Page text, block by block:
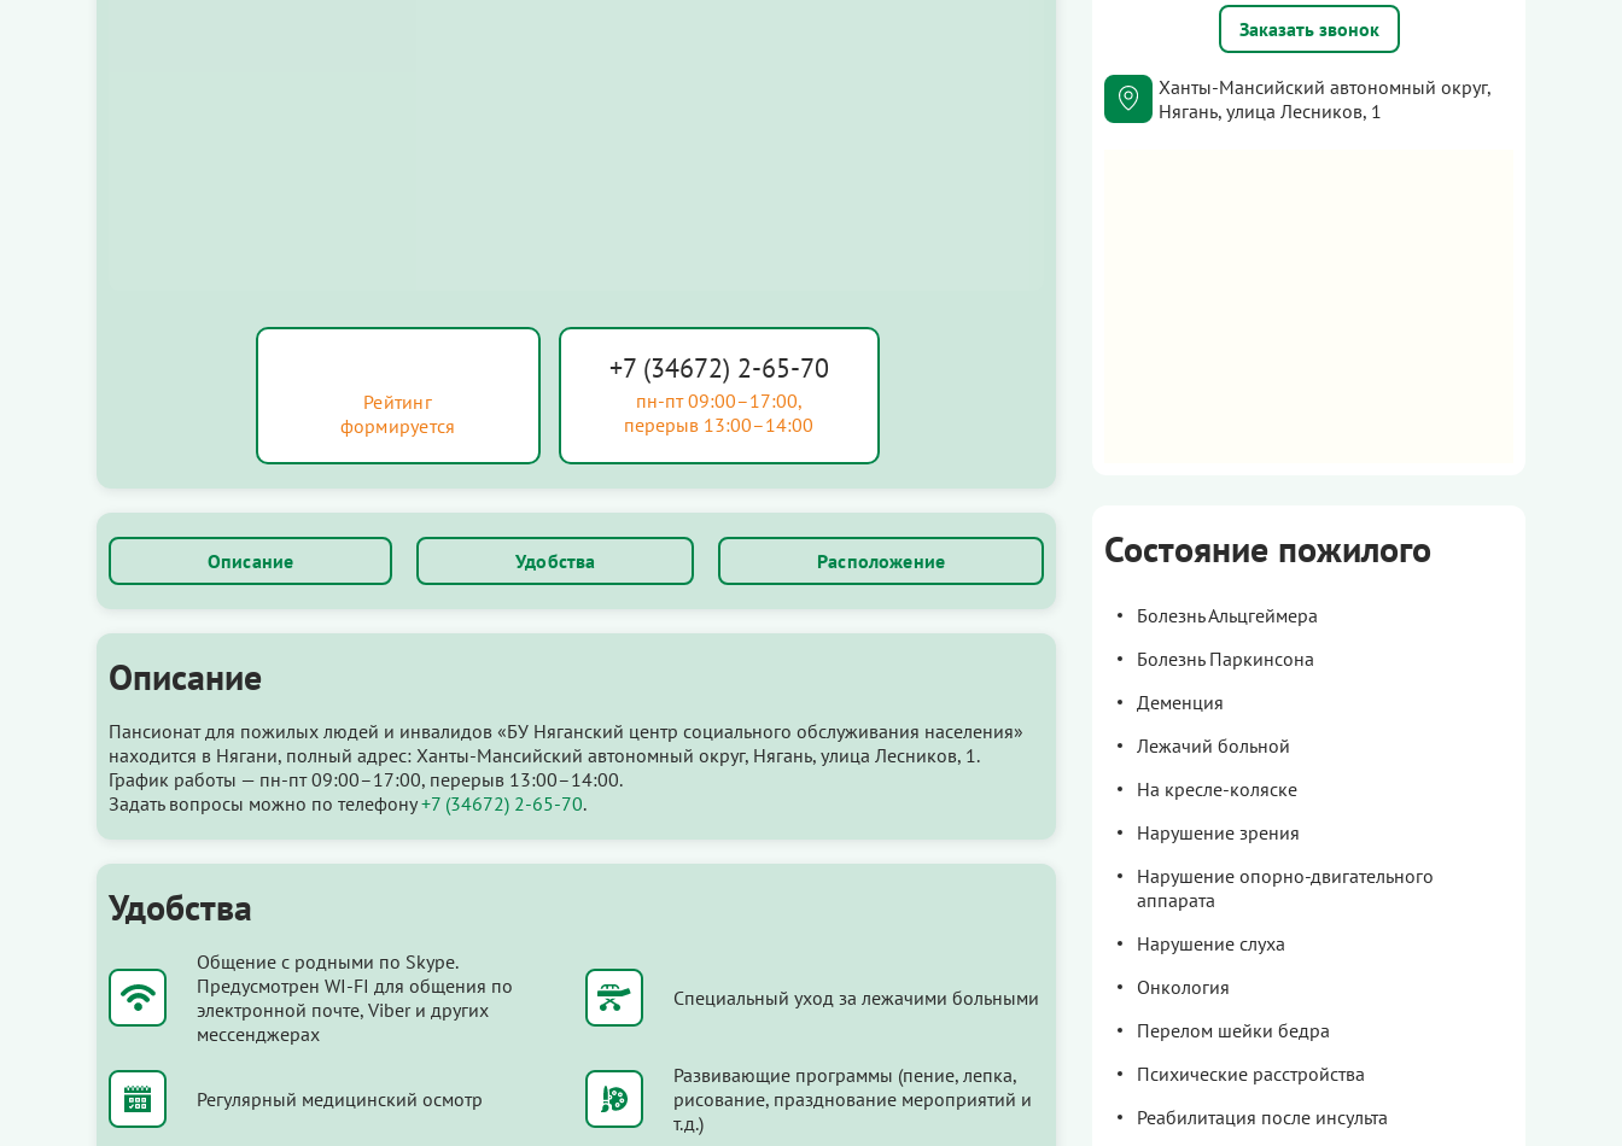
Рейтинг
формируется
+7 (34672) 2-65-70
пн-пт 09:00–17:00,
перерыв 13:00–14:00
Описание Удобства Расположение
Описание
Пансионат для пожилых людей и инвалидов «БУ Няганский центр социального обслуживания населения»
находится в Нягани, полный адрес: Ханты-Мансийский автономный округ, Нягань, улица Лесников, 1.
График работы — пн-пт 09:00–17:00, перерыв 13:00–14:00.
Задать вопросы можно по телефону+7 (34672) 2-65-70.
Удобства
Общение с родными по Skype.
Предусмотрен WI-FI для общения по
электронной почте, Viber и других
мессенджерах
Специальный уход за лежачими больными
Регулярный медицинский осмотр
Развивающие программы (пение, лепка,
рисование, празднование мероприятий и
т.д.)
Заказать звонок
Ханты-Мансийский автономный округ,
Нягань, улица Лесников, 1
Состояние пожилого
Болезнь Альцгеймера
Болезнь Паркинсона
Деменция
Лежачий больной
На кресле-коляске
Нарушение зрения
Нарушение опорно-двигательного
аппарата
Нарушение слуха
Онкология
Перелом шейки бедра
Психические расстройства
Реабилитация после инсульта